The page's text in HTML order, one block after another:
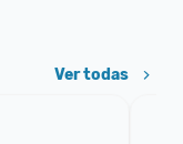
Ver todas